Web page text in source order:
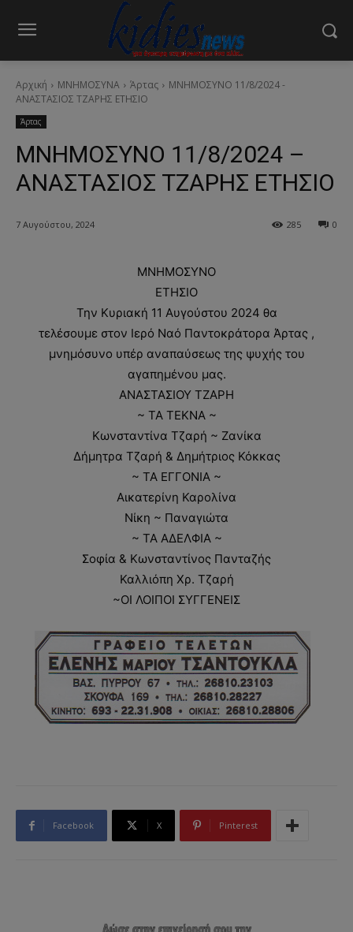
Αρχική ΜΝΗΜΟΣΥΝΑ Άρτας
ΜΝΗΜΟΣΥΝΟ 11/8/2024 -
ΑΝΑΣΤΑΣΙΟΣ ΤΖΑΡΗΣ ΕΤΗΣΙΟ
Άρτας
ΜΝΗΜΟΣΥΝΟ 11/8/2024 –
ΑΝΑΣΤΑΣΙΟΣ ΤΖΑΡΗΣ ΕΤΗΣΙΟ
7 Αυγούστου, 2024 0
285
ΜΝΗΜΟΣΥΝΟ
ΕΤΗΣΙΟ
Την Κυριακή 11 Αυγούστου 2024 θα
τελέσουμε στον Ιερό Ναό Παντοκράτορα Άρτας ,
μνημόσυνο υπέρ αναπαύσεως της ψυχής του
αγαπημένου μας.
ΑΝΑΣΤΑΣΙΟΥ ΤΖΑΡΗ
~ ΤΑ ΤΕΚΝΑ ~
Κωνσταντίνα Τζαρή ~ Ζανίκα
Δήμητρα Τζαρή & Δημήτριος Κόκκας
~ ΤΑ ΕΓΓΟΝΙΑ ~
Αικατερίνη Καρολίνα
Νίκη ~ Παναγιώτα
~ ΤΑ ΑΔΕΛΦΙΑ ~
Σοφία & Κωνσταντίνος Πανταζής
Καλλιόπη Χρ. Τζαρή
~ΟΙ ΛΟΙΠΟΙ ΣΥΓΓΕΝΕΙΣ
Facebook X Pinterest